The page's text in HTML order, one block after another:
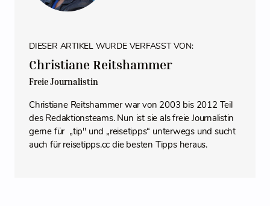
DIESER ARTIKEL WURDE VERFASST VON:
Christiane Reitshammer
Freie Journalistin
Christiane Reitshammer war von 2003 bis 2012 Teil
des Redaktionsteams. Nun ist sie als freie Journalistin
gerne für „tip" und „reisetipps“ unterwegs und sucht
auch für reisetipps.cc die besten Tipps heraus.